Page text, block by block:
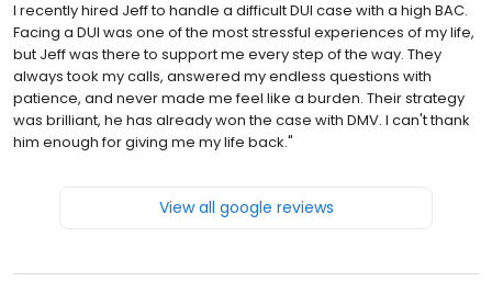
I recently hired Jeff to handle a difficult DUI case with a high BAC.
Facing a DUI was one of the most stressful experiences of my life,
but Jeff was there to support me every step of the way. They
always took my calls, answered my endless questions with
patience, and never made me feel like a burden. Their strategy
was brilliant, he has already won the case with DMV. I can't thank
him enough for giving me my life back."
View all google reviews